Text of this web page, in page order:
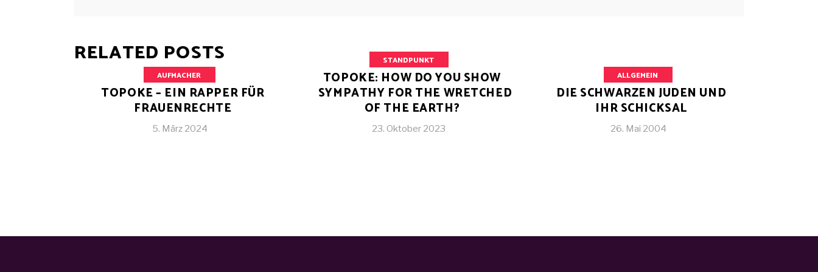
RELATED POSTS
AUFMACHER
TOPOKE – EIN RAPPER FÜR
FRAUENRECHTE
5. März 2024
STANDPUNKT
TOPOKE: HOW DO YOU SHOW
SYMPATHY FOR THE WRETCHED
OF THE EARTH?
23. Oktober 2023
ALLGEMEIN
DIE SCHWARZEN JUDEN UND
IHR SCHICKSAL
26. Mai 2004